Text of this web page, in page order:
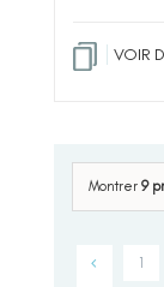
VOIR
Montrer 9
1